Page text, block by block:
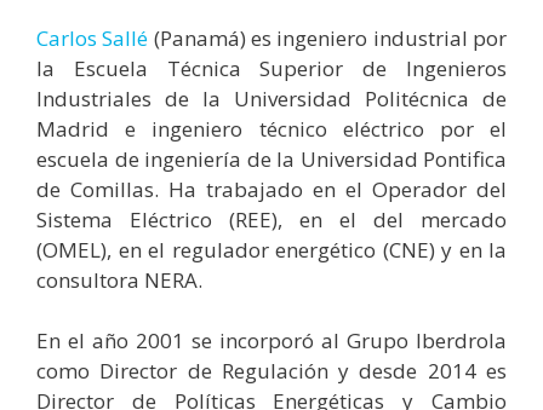
Carlos Sallé (Panamá) es ingeniero industrial por
la Escuela Técnica Superior de Ingenieros
Industriales de la Universidad Politécnica de
Madrid e ingeniero técnico eléctrico por el
escuela de ingeniería de la Universidad Pontifica
de Comillas. Ha trabajado en el Operador del
Sistema Eléctrico (REE), en el del mercado
(OMEL), en el regulador energético (CNE) y en la
consultora NERA.
En el año 2001 se incorporó al Grupo Iberdrola
como Director de Regulación y desde 2014 es
Director de Políticas Energéticas y Cambio